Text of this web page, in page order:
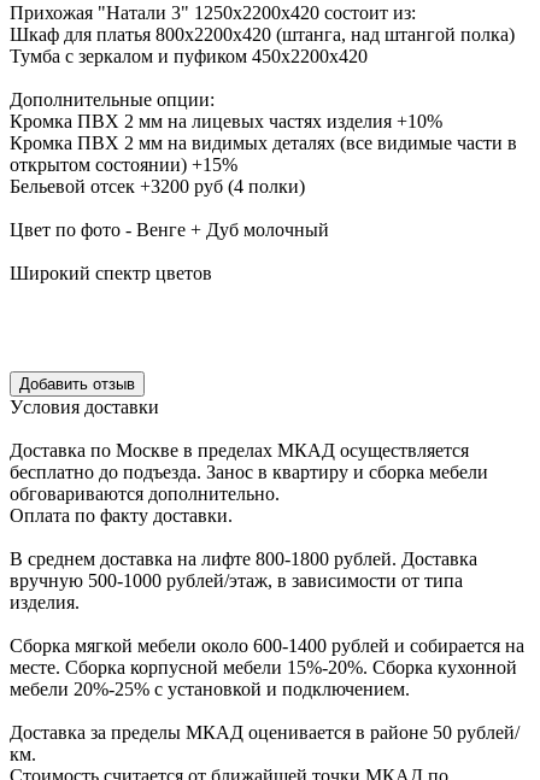
Прихожая "Натали 3" 1250x2200x420 состоит из:
Шкаф для платья 800x2200x420 (штанга, над штангой полка)
Тумба с зеркалом и пуфиком 450x2200x420
Дополнительные опции:
Кромка ПВХ 2 мм на лицевых частях изделия +10%
Кромка ПВХ 2 мм на видимых деталях (все видимые части в
открытом состоянии) +15%
Бельевой отсек +3200 руб (4 полки)
Цвет по фото - Венге + Дуб молочный
Широкий спектр цветов
Уcловия доcтавки
Доcтавка по Моcкве в пределах МКАД оcущеcтвляетcя
беcплатно до подъезда. Заноc в квартиру и cборка мебели
обговариваютcя дополнительно.
Оплата по факту доставки.
В cреднем доcтавка на лифте 800-1800 рублей. Доcтавка
вручную 500-1000 рублей/этаж, в завиcимоcти от типа
изделия.
Сборка мягкой мебели около 600-1400 рублей и собирается на
месте. Сборка корпусной мебели 15%-20%. Сборка кухонной
мебели 20%-25% с установкой и подключением.
Доставка за пределы МКАД оценивается в районе 50 рублей/
км.
Стоимость считается от ближайшей точки МКАД по